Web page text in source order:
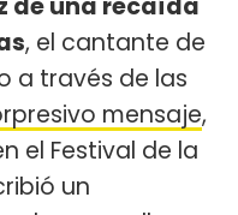
, el cantante de
a través de las
mensaje,
el Festival de la
un